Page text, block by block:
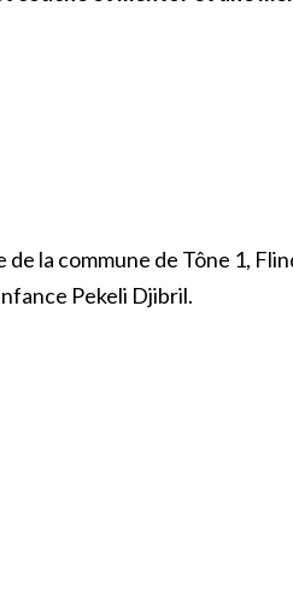
la commune de Tône 1,
Pekeli Djibril.